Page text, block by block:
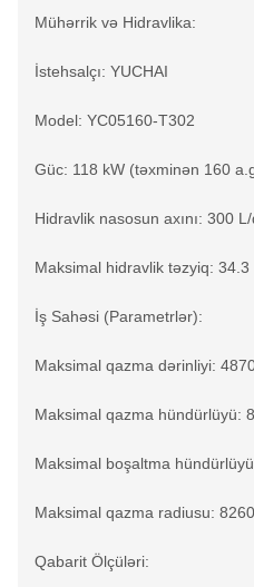
Mühərrik və Hidravlika:
İstehsalçı: YUCHAI
Model: YC05160-T302
Güc: 118 kW (təxminən 160
Hidravlik nasosun axını: 300
Maksimal hidravlik təzyiq: 34.3
İş Sahəsi (Parametrlər):
Maksimal qazma dərinliyi:
Maksimal qazma hündürlüyü:
Maksimal boşaltma
Maksimal qazma radiusu:
Qabarit Ölçüləri: